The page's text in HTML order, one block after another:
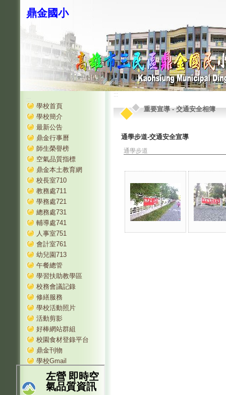
鼎金國小
:::
學校首頁
學校簡介
最新公告
鼎金行事曆
師生榮譽榜
空氣品質指標
鼎金本土教育網
校長室710
教務處711
學務處721
總務處731
輔導處741
人事室751
會計室761
幼兒園713
午餐總管
學習扶助教學區
校務會議記錄
修繕服務
學校活動照片
活動剪影
好棒網站群組
校園食材登錄平台
鼎金刊物
學校Gmail
:::
重要宣導-交通安全相簿
通學步道-交通安全宣導
通學步道